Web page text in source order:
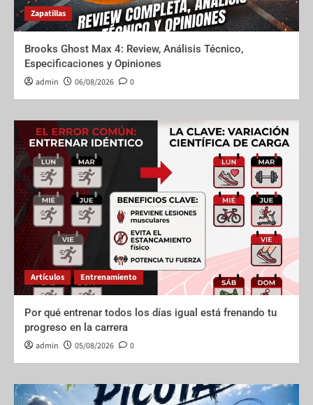
Zapatillas
Brooks Ghost Max 4: Review, Análisis Técnico,
Especificaciones y Opiniones
admin 06/08/2026 0
Artículos Entrenamiento
Por qué entrenar todos los días igual está frenando tu
progreso en la carrera
admin 05/08/2026 0